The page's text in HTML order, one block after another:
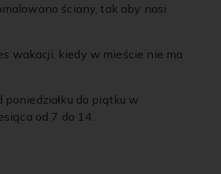
ściany, tak aby nasi
wakacji, kiedy w mieście nie ma
do piątku w
od 7 do 14.